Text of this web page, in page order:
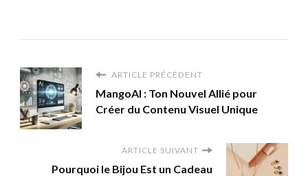
ARTICLE PRÉCÉDENT
MangoAI : Ton Nouvel Allié pour
Créer du Contenu Visuel Unique
ARTICLE SUIVANT
Pourquoi le Bijou Est un Cadeau